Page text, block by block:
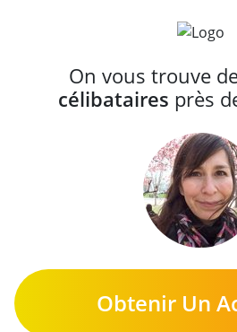
On vous trouve
célibataires près
Obtenir Un